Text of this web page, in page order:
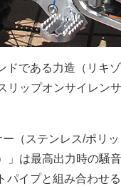
ドである力造（リキ
スリップオンサイレン
（ステンレス/ポリ
」は最高出力時の騒
パイプと組み合わせ